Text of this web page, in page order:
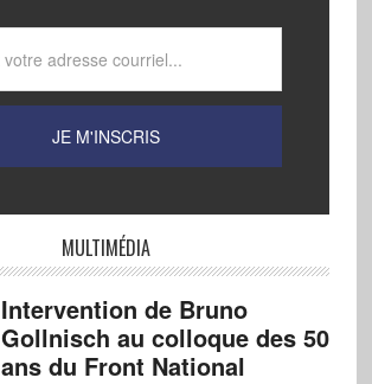
MULTIMÉDIA
Intervention de Bruno
Gollnisch au colloque des 50
ans du Front National